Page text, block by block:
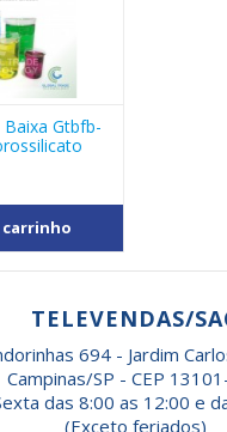
Gtbfb-
TELEVENDAS/
694 - Jardim
Campinas/SP - CEP
das 8:00 as 12:00 e
(Exceto feriados)